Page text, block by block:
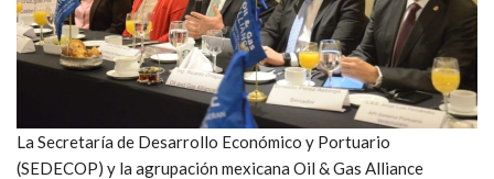
La Secretaría de Desarrollo Económico y Portuario
(SEDECOP) y la agrupación mexicana Oil & Gas Alliance